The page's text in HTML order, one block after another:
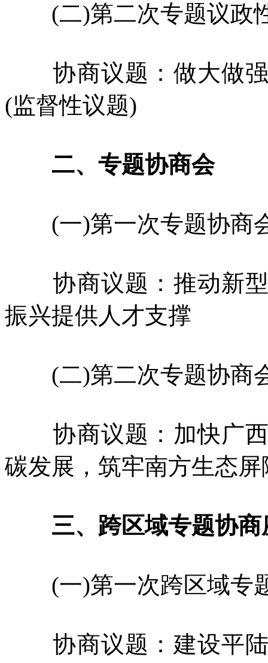
(二)第二次专题议政
协商议题：做大做强
(监督性议题)
二、专题协商会
(一)第一次专题协商
协商议题：推动新型
振兴提供人才支撑
(二)第二次专题协商
协商议题：加快广西
碳发展，筑牢南方生态屏
三、跨区域专题协商
(一)第一次跨区域专
协商议题：建设平陆